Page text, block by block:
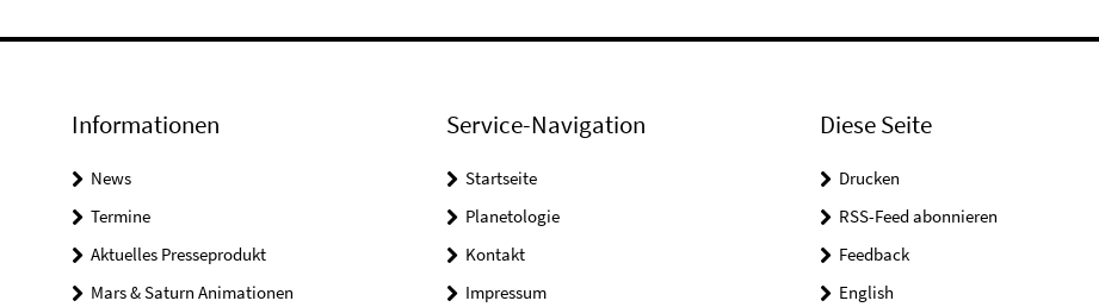
Informationen
News
Termine
Aktuelles Presseprodukt
Mars & Saturn Animationen
Service-Navigation
Startseite
Planetologie
Kontakt
Impressum
Diese Seite
Drucken
RSS-Feed abonnieren
Feedback
English